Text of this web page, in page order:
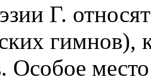
Г.
гимнов),
Особое